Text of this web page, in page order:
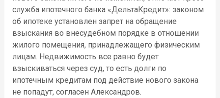
служба ипотечного банка «ДельтаКредит»: законом
об ипотеке установлен запрет на обращение
взыскания во внесудебном порядке в отношении
жилого помещения, принадлежащего физическим
лицам. Недвижимость все равно будет
взыскиваться через суд, то есть ​долги по
ипотечным кредитам под действие нового закона
не попадут, согласен Александров.